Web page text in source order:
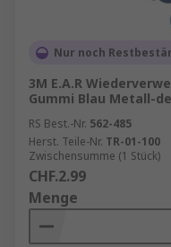
Nur noch
3M E.A.R
Gummi Blau Metall-
RS Best.-Nr. 562-485
Herst. Teile-Nr. TR-01-100
Zwischensumme (1 Stück)
CHF.2.99
Menge